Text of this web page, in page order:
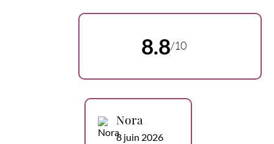
8.8/10
Nora
8 juin 2026